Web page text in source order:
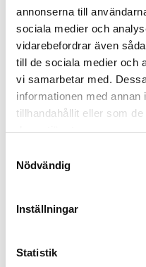
annonserna till
sociala medier och
vidarebefordrar även
till de sociala medier och
vi samarbetar med.
informationen med
tillhandahållit eller som
deras tjänster.
Nödvändig
Inställningar
Statistik
ska han lära sig
4 juni 2026
Polisregionen
rättas till”
9 juli 2026
kunskapsstyrning